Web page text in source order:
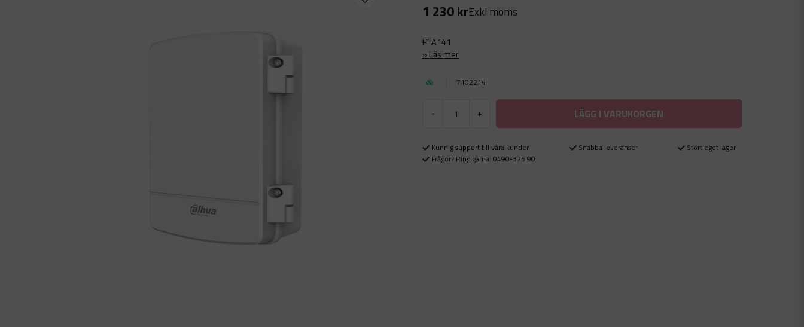
1 230 krExkl moms
PFA141
Läs mer
7102214
- + LÄGG I VARUKORGEN
Kunnig support till våra kunder Snabba leveranser
Stort eget lager
Frågor? Ring gärna: 0490-375 90